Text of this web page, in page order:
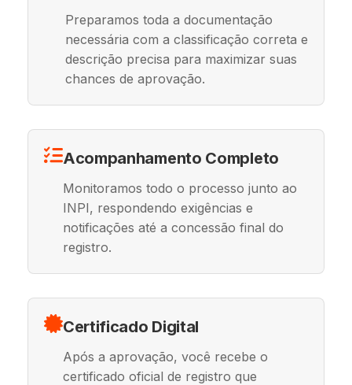
Preparamos toda a documentação
necessária com a classificação correta e
descrição precisa para maximizar suas
chances de aprovação.
Acompanhamento Completo
Monitoramos todo o processo junto ao
INPI, respondendo exigências e
notificações até a concessão final do
registro.
Certificado Digital
Após a aprovação, você recebe o
certificado oficial de registro que